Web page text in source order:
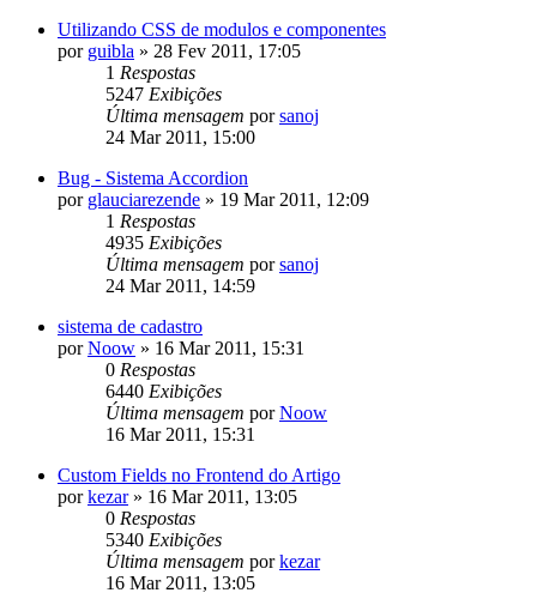
Utilizando CSS de modulos e componentes
por guibla » 28 Fev 2011, 17:05
1 Respostas
5247 Exibições
Última mensagem porsanoj
24 Mar 2011, 15:00
Bug - Sistema Accordion
por glauciarezende » 19 Mar 2011, 12:09
1 Respostas
4935 Exibições
Última mensagem porsanoj
24 Mar 2011, 14:59
sistema de cadastro
porNoow » 16 Mar 2011, 15:31
0 Respostas
6440 Exibições
Última mensagem porNoow
16 Mar 2011, 15:31
Custom Fields no Frontend do Artigo
porkezar» 16 Mar 2011, 13:05
0 Respostas
5340 Exibições
Última mensagem porkezar
16 Mar 2011, 13:05